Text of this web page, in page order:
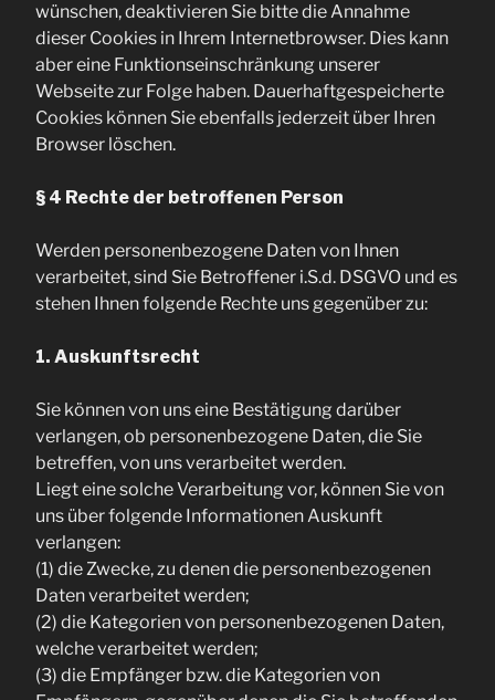
wünschen, deaktivieren Sie bitte die Annahme
dieser Cookies in Ihrem Internetbrowser. Dies kann
aber eine Funktionseinschränkung unserer
Webseite zur Folge haben. Dauerhaftgespeicherte
Cookies können Sie ebenfalls jederzeit über Ihren
Browser löschen.
§ 4 Rechte der betroffenen Person
Werden personenbezogene Daten von Ihnen
verarbeitet, sind Sie Betroffener i.S.d. DSGVO und es
stehen Ihnen folgende Rechte uns gegenüber zu:
1. Auskunftsrecht
Sie können von uns eine Bestätigung darüber
verlangen, ob personenbezogene Daten, die Sie
betreffen, von uns verarbeitet werden.
Liegt eine solche Verarbeitung vor, können Sie von
uns über folgende Informationen Auskunft
verlangen:
(1) die Zwecke, zu denen die personenbezogenen
Daten verarbeitet werden;
(2) die Kategorien von personenbezogenen Daten,
welche verarbeitet werden;
(3) die Empfänger bzw. die Kategorien von